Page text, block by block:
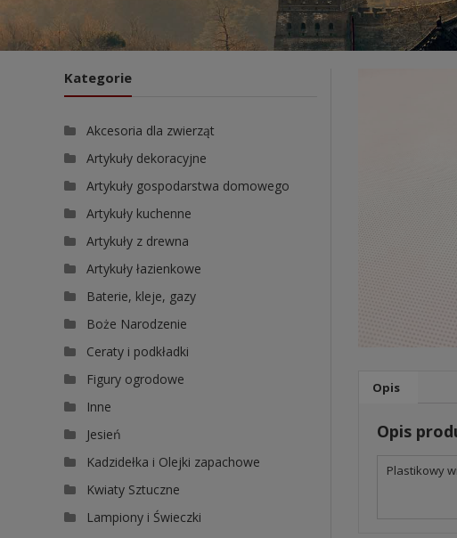
Opis
Opis
Plastikowy
Kategorie
Akcesoria dla zwierząt
Artykuły dekoracyjne
Artykuły gospodarstwa domowego
Artykuły kuchenne
Artykuły z drewna
Artykuły łazienkowe
Baterie, kleje, gazy
Boże Narodzenie
Ceraty i podkładki
Figury ogrodowe
Inne
Jesień
Kadzidełka i Olejki zapachowe
Kwiaty Sztuczne
Lampiony i Świeczki